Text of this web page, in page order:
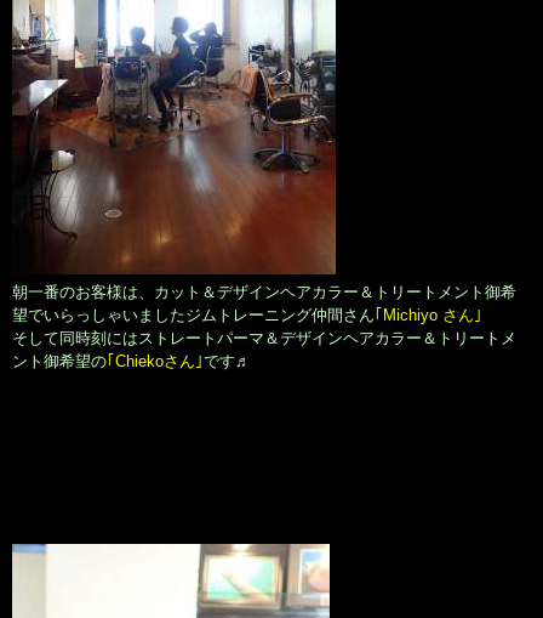
朝一番のお客様は、カット＆デザインヘアカラー＆トリートメント御希
望でいらっしゃいましたジムトレーニング仲間さん｢Michiyo さん｣
そして同時刻にはストレートパーマ＆デザインヘアカラー＆トリートメ
ント御希望の｢Chiekoさん｣です♬